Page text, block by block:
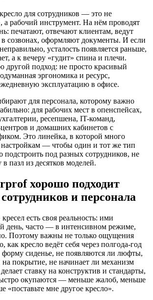
для сотрудников — это не
а рабочий инструмент. На нём проводят
печатают, отвечают клиентам, ведут
в созвонах, оформляют документы. И если
усталость появляется раньше,
а к вечеру «гудит» спина и плечи.
другой подход: не просто красивый
эргономика и ресурс,
эксплуатацию в офисе.
для персонала, которому важно
для рабочих мест в опенспейсах,
ресепшена, IT-команд,
и домашних кабинетов с
Это линейка, в которой много
— чтобы один и тот же тип
под разных сотрудников, не
пазл из десятков моделей.
хорошо подходит
и персонала
есть своя реальность: ими
день, часто — в интенсивном режиме,
Поэтому важны не только ощущения
как кресло ведёт себя через полгода-год
сиденье, не появляются ли люфты,
покрытие, не начинает ли механизм
ставку на конструктив и стандарты,
окупаются — меньше жалоб, меньше
«поставьте мне другое кресло».